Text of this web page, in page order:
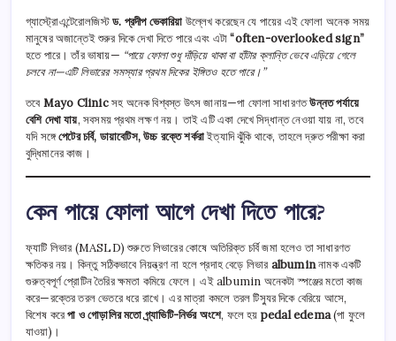
গ্যাস্ট্রোএন্টেরোলজিস্টড. প্রদীপ ভেকারিয়া উল্লেখ করেছেন যে পায়ের এই ফোলা অনেক সময়
মানুষের অজান্তেই শুরুর দিকে দেখা দিতে পারে এবং এটা“often-overlooked sign”
হতে পারে। তাঁর ভাষায়— “পায়ে ফোলা শুধু দাঁড়িয়ে থাকা বা হাঁটার ক্লান্তি ভেবে এড়িয়ে গেলে
চলবে না—এটি লিভারের সমস্যার প্রথম দিকের ইঙ্গিতও হতে পারে।”
তবে Mayo Clinicসহ অনেক বিশ্বস্ত উৎস জানায়—পা ফোলা সাধারণতউন্নত পর্যায়ে
বেশি দেখা যায়, সবসময় প্রথম লক্ষণ নয়। তাই এটি একা দেখে সিদ্ধান্ত নেওয়া যায় না, তবে
যদি সঙ্গেপেটের চর্বি, ডায়াবেটিস, উচ্চ রক্তে শর্করাইত্যাদি ঝুঁকি থাকে, তাহলে দ্রুত পরীক্ষা করা
বুদ্ধিমানের কাজ।
কেন পায়ে ফোলা আগে দেখা দিতে পারে?
ফ্যাটি লিভার (MASLD) শুরুতে লিভারের কোষে অতিরিক্ত চর্বি জমা হলেও তা সাধারণত
ক্ষতিকর নয়। কিন্তু সঠিকভাবে নিয়ন্ত্রণ না হলে প্রদাহ বেড়ে লিভার albuminনামক একটি
গুরুত্বপূর্ণ প্রোটিন তৈরির ক্ষমতা কমিয়ে ফেলে। এই albumin অনেকটা স্পঞ্জের মতো কাজ
করে—রক্তের তরল ভেতরে ধরে রাখে। এর মাত্রা কমলে তরল টিস্যুর দিকে বেরিয়ে আসে,
বিশেষ করেপা ও গোড়ালির মতো গ্র্যাভিটি-নির্ভর অংশে, ফলে হয় pedal edema(পা ফুলে
যাওয়া)।